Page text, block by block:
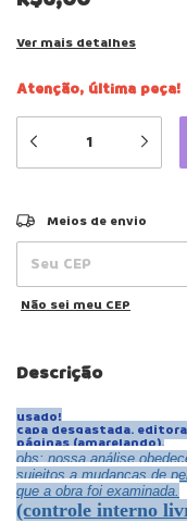
Ver mais detalhes
Atenção, última peça!
Entregas para o CEP:
Meios de envio
Não sei meu CEP
Descrição
usado!
capa desgastada.
páginas (amarelando).
obs:nossa análise
sujeitos a mudanças de
que a obra foi examinada.
(controle interno